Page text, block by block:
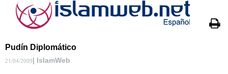
Pudín Diplomático
21/04/2009| IslamWeb